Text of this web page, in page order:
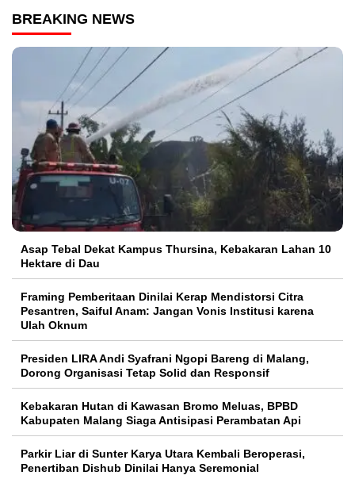
BREAKING NEWS
Asap Tebal Dekat Kampus Thursina, Kebakaran Lahan 10
Hektare di Dau
Framing Pemberitaan Dinilai Kerap Mendistorsi Citra
Pesantren, Saiful Anam: Jangan Vonis Institusi karena
Ulah Oknum
Presiden LIRA Andi Syafrani Ngopi Bareng di Malang,
Dorong Organisasi Tetap Solid dan Responsif
Kebakaran Hutan di Kawasan Bromo Meluas, BPBD
Kabupaten Malang Siaga Antisipasi Perambatan Api
Parkir Liar di Sunter Karya Utara Kembali Beroperasi,
Penertiban Dishub Dinilai Hanya Seremonial